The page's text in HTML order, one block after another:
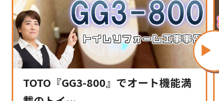
TOTO『GG3-800』でオート機能満